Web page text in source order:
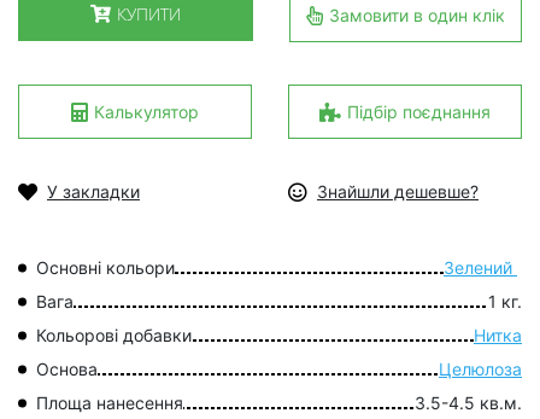
КУПИТИ Замовити в один клік
Калькулятор Підбір поєднання
У закладки Знайшли дешевше?
Основні кольори
Зелений
Вага
1 кг.
Кольорові добавки
Нитка
Основа
Целюлоза
Площа нанесення
3.5-4.5 кв.м.